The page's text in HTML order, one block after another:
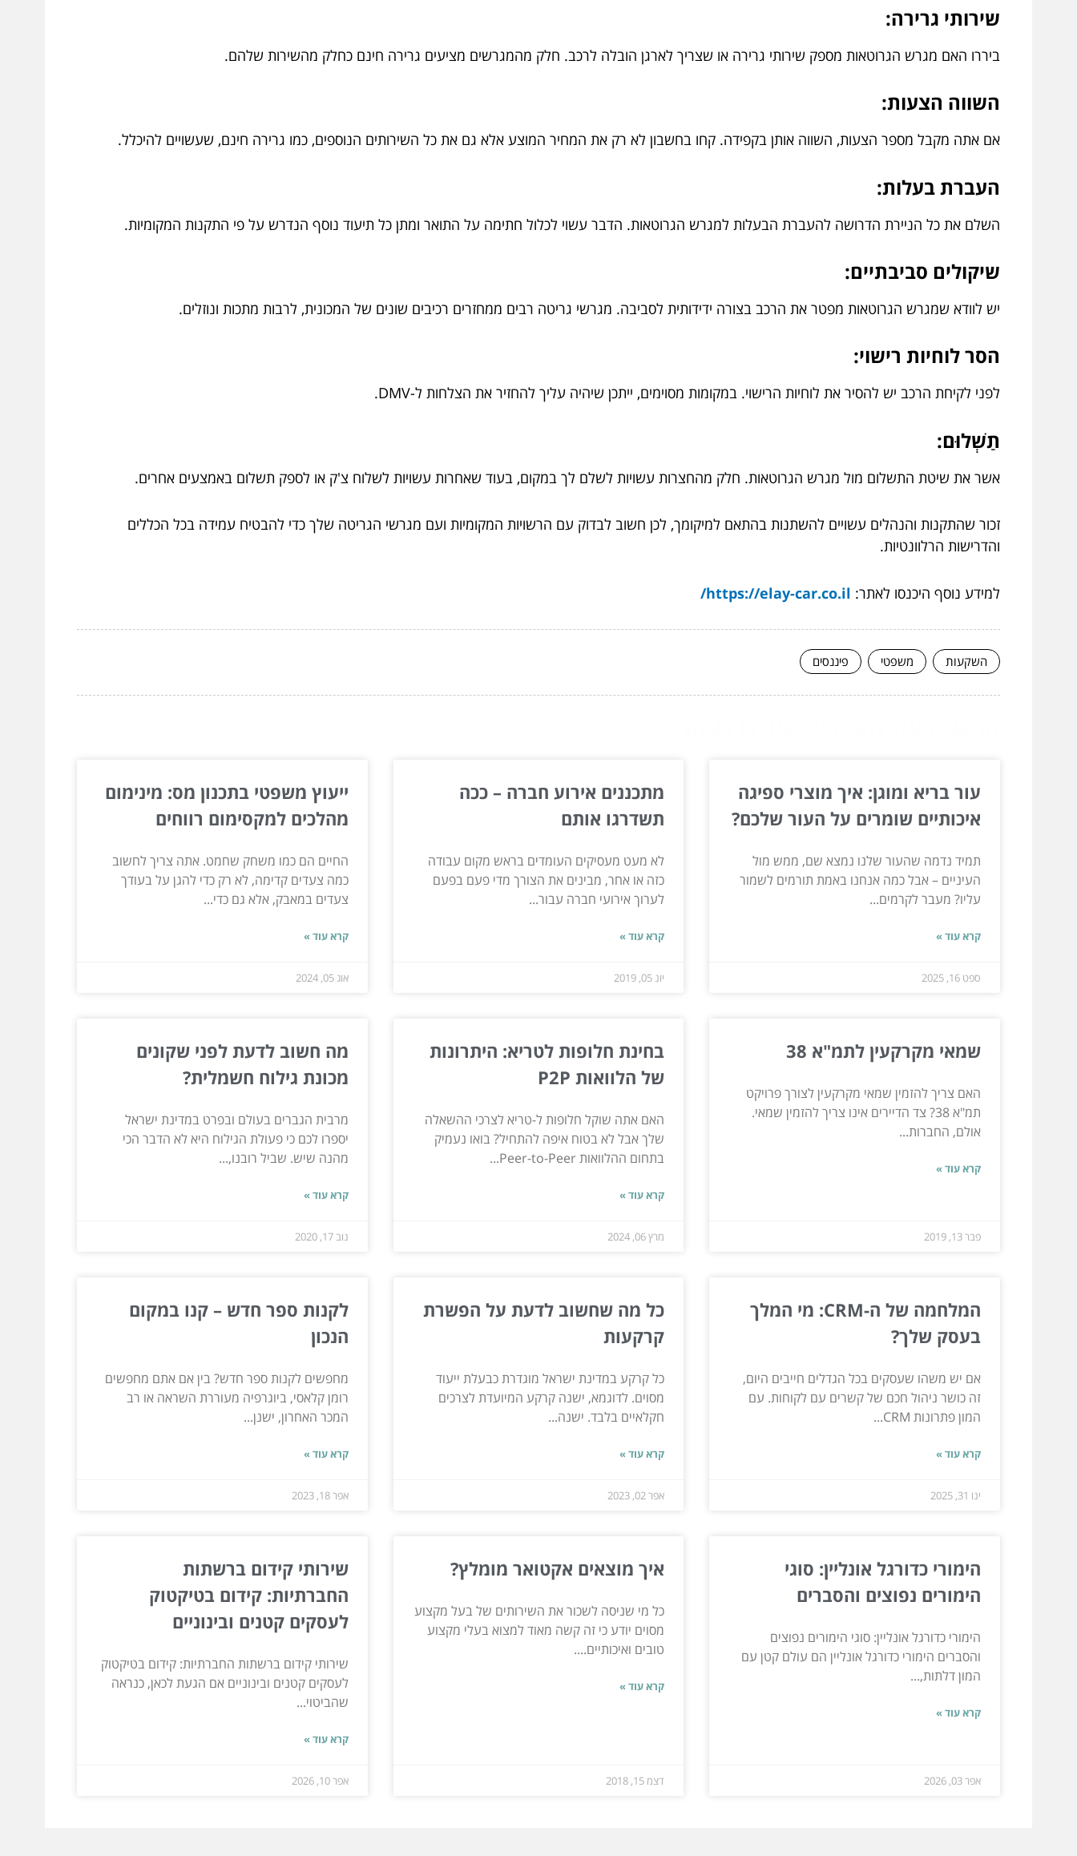
שירותי גרירה:
ביררו האם מגרש הגרוטאות מספק שירותי גרירה או שצריך לארגן הובלה לרכב. חלק מהמגרשים מציעים גרירה חינם כחלק מהשירות שלהם.
השווה הצעות:
אם אתה מקבל מספר הצעות, השווה אותן בקפידה. קחו בחשבון לא רק את המחיר המוצע אלא גם את כל השירותים הנוספים, כמו גרירה חינם, שעשויים להיכלל.
העברת בעלות:
השלם את כל הניירת הדרושה להעברת הבעלות למגרש הגרוטאות. הדבר עשוי לכלול חתימה על התואר ומתן כל תיעוד נוסף הנדרש על פי התקנות המקומיות.
שיקולים סביבתיים:
יש לוודא שמגרש הגרוטאות מפטר את הרכב בצורה ידידותית לסביבה. מגרשי גריטה רבים ממחזרים רכיבים שונים של המכונית, לרבות מתכות ונוזלים.
הסר לוחיות רישוי:
לפני לקיחת הרכב יש להסיר את לוחיות הרישוי. במקומות מסוימים, ייתכן שיהיה עליך להחזיר את הצלחות ל-DMV.
תַשְׁלוּם:
אשר את שיטת התשלום מול מגרש הגרוטאות. חלק מהחצרות עשויות לשלם לך במקום, בעוד שאחרות עשויות לשלוח צ'ק או לספק תשלום באמצעים אחרים.
זכור שהתקנות והנהלים עשויים להשתנות בהתאם למיקומך, לכן חשוב לבדוק עם הרשויות המקומיות ועם מגרשי הגריטה שלך כדי להבטיח עמידה בכל הכללים
והדרישות הרלוונטיות.
למידע נוסף היכנסו לאתר: https://elay-car.co.il/
השקעות משפטי פיננסים
עור בריא ומוגן: איך מוצרי ספיגה
איכותיים שומרים על העור שלכם?
תמיד נדמה שהעור שלנו נמצא שם, ממש מול
העיניים – אבל כמה אנחנו באמת תורמים לשמור
עליו? מעבר לקרמים...
קרא עוד »
ספט 16, 2025
מתכננים אירוע חברה – ככה
תשדרגו אותם
לא מעט מעסיקים העומדים בראש מקום עבודה
כזה או אחר, מבינים את הצורך מדי פעם בפעם
לערוך אירועי חברה עבור...
קרא עוד »
יונ 05, 2019
ייעוץ משפטי בתכנון מס: מינימום
מהלכים למקסימום רווחים
החיים הם כמו משחק שחמט. אתה צריך לחשוב
כמה צעדים קדימה, לא רק כדי להגן על בעודך
צעדים במאבק, אלא גם כדי...
קרא עוד »
אוג 05, 2024
שמאי מקרקעין לתמ"א 38
האם צריך להזמין שמאי מקרקעין לצורך פרויקט
תמ"א 38? צד הדיירים אינו צריך להזמין שמאי.
אולם, החברות...
קרא עוד »
פבר 13, 2019
בחינת חלופות לטריא: היתרונות
של הלוואות P2P
האם אתה שוקל חלופות ל-טריא לצרכי ההשאלה
שלך אבל לא בטוח איפה להתחיל? בואו נעמיק
בתחום ההלוואות Peer-to-Peer...
קרא עוד »
מרץ 06, 2024
מה חשוב לדעת לפני שקונים
מכונת גילוח חשמלית?
מרבית הגברים בעולם ובפרט במדינת ישראל
יספרו לכם כי פעולת הגילוח היא לא הדבר הכי
מהנה שיש. שביל רובנו,...
קרא עוד »
נוב 17, 2020
המלחמה של ה-CRM: מי המלך
בעסק שלך?
אם יש משהו שעסקים בכל הגדלים חייבים היום,
זה כושר ניהול חכם של קשרים עם לקוחות. עם
המון פתרונות CRM...
קרא עוד »
ינו 31, 2025
כל מה שחשוב לדעת על הפשרת
קרקעות
כל קרקע במדינת ישראל מוגדרת כבעלת ייעוד
מסוים. לדוגמא, ישנה קרקע המיועדת לצרכים
חקלאיים בלבד. ישנה...
קרא עוד »
אפר 02, 2023
לקנות ספר חדש – קנו במקום
הנכון
מחפשים לקנות ספר חדש? בין אם אתם מחפשים
רומן קלאסי, ביוגרפיה מעוררת השראה או רב
המכר האחרון, ישנן...
קרא עוד »
אפר 18, 2023
הימורי כדורגל אונליין: סוגי
הימורים נפוצים והסברים
הימורי כדורגל אונליין: סוגי הימורים נפוצים
והסברים הימורי כדורגל אונליין הם עולם קטן עם
המון דלתות,...
קרא עוד »
אפר 03, 2026
איך מוצאים אקטואר מומלץ?
כל מי שניסה לשכור את השירותים של בעל מקצוע
מסוים יודע כי זה קשה מאוד למצוא בעלי מקצוע
טובים ואיכותיים....
קרא עוד »
דצמ 15, 2018
שירותי קידום ברשתות
החברתיות: קידום בטיקטוק
לעסקים קטנים ובינוניים
שירותי קידום ברשתות החברתיות: קידום בטיקטוק
לעסקים קטנים ובינוניים אם הגעת לכאן, כנראה
שהביטוי...
קרא עוד »
אפר 10, 2026